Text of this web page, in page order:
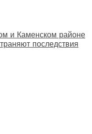
и Каменском районе
последствия